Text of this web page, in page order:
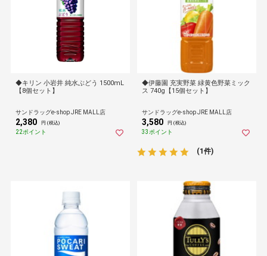
◆キリン 小岩井 純水ぶどう 1500mL
【8個セット】
サンドラッグe-shop JRE MALL店
2,380 円 (税込)
22ポイント
◆伊藤園 充実野菜 緑黄色野菜ミック
ス 740g【15個セット】
サンドラッグe-shop JRE MALL店
3,580 円 (税込)
33ポイント
(1件)